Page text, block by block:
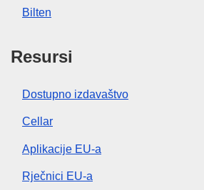
Bilten
Resursi
Dostupno izdavaštvo
Cellar
Aplikacije EU-a
Rječnici EU-a